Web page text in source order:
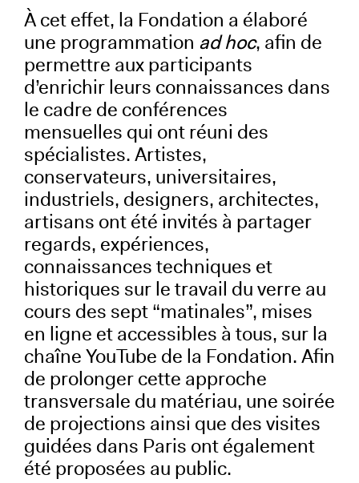
À cet effet, la Fondation a élaboré
une programmation ad hoc, afin de
permettre aux participants
d’enrichir leurs connaissances dans
le cadre de conférences
mensuelles qui ont réuni des
spécialistes. Artistes,
conservateurs, universitaires,
industriels, designers, architectes,
artisans ont été invités à partager
regards, expériences,
connaissances techniques et
historiques sur le travail du verre au
cours des sept “matinales”, mises
en ligne et accessibles à tous, sur la
chaîne YouTube de la Fondation. Afin
de prolonger cette approche
transversale du matériau, une soirée
de projections ainsi que des visites
guidées dans Paris ont également
été proposées au public.